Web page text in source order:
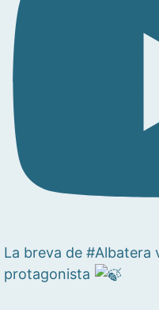
La breva de #Albatera
protagonista